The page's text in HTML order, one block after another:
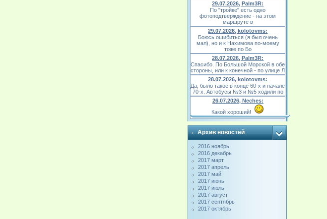
29.07.2026, Palm3R:
По "тройке" есть одно
фотоподтверждение - на этом
маршруте в
29.07.2026, kolotovms:
Боюсь ошибиться (я был очень
мал), но и к Нахимова по-моему
тоже по Бо
28.07.2026, Palm3R:
Спасибо. По Большой Морской в обе
стороны, или к конечной - по улице Л
28.07.2026, kolotovms:
Да, было такое в конце 60-х и начале
70-х. Автобусы №3 и №5 ходили по
26.07.2026, Neches:
Какой хороший!
Архив новостей
2016 ноябрь
2016 декабрь
2017 март
2017 апрель
2017 май
2017 июнь
2017 июль
2017 август
2017 сентябрь
2017 октябрь